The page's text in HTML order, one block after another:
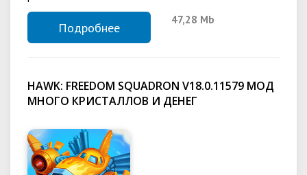
Подробнее
47,28 Mb
HAWK: FREEDOM SQUADRON V18.0.11579 МОД
МНОГО КРИСТАЛЛОВ И ДЕНЕГ